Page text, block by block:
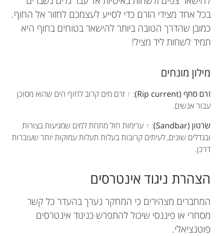
בכל אחד מצידי הזרם כדי לסייע לעצמכם לחזור אל החוף.
כמובן שהדרך הטובה ביותר להישאר בטוחים בחוף היא
תמיד לשחות ליד מציל!
מילון מונחים
זרם סחף (Rip current) :
↑ זרם מים קרוב לחוף הים שהוא מסוכן
עבור אנשים.
שִׂרטון (Sandbar)
:
↑ ערימות חול מתחת למים שמגיעות בצורות
ובגדלים שונים, לעיתים קרובות בעלות תעלות עמוקות יותר שעוברות
דרכן.
הצהרת ניגוד אינטרסים
המחברים מצהירים כי המחקר נערך בהעדר כל קשר
מסחרי או פיננסי שיכול להתפרש כניגוד אינטרסים
פוטנציאלי.